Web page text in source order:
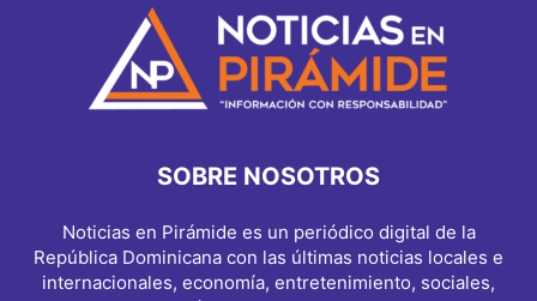
SOBRE NOSOTROS
Noticias en Pirámide es un periódico digital de la
República Dominicana con las últimas noticias locales e
internacionales, economía, entretenimiento, sociales,